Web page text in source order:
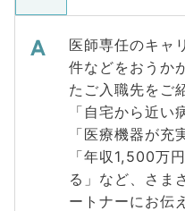
医師専任のキャ
件などをおうか
たご入職先をご
「自宅から近い
「医療機器が充
「年収1,500万
る」など、さま
ートナーにお伝